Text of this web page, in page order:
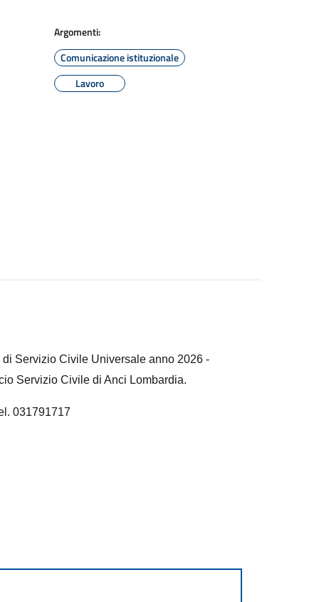
Argomenti:
Comunicazione istituzionale
Lavoro
Servizio Civile Universale anno 2026 -
Servizio Civile di Anci Lombardia.
031791717